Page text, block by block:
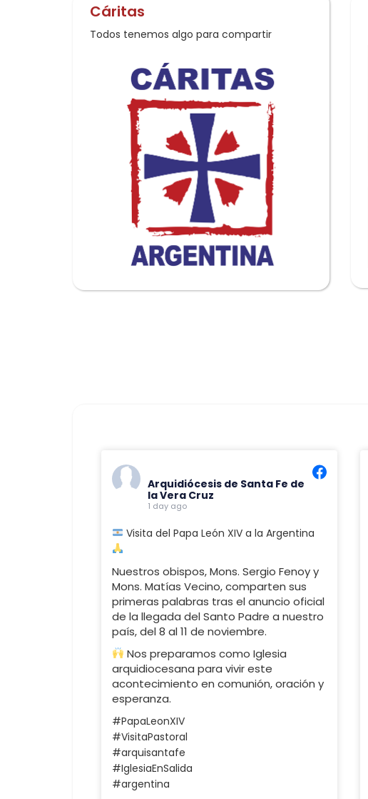
Cáritas
Todos tenemos algo para compartir
Arquidiócesis de Santa Fe de
la Vera Cruz
1 day ago
Visita del Papa León XIV a la Argentina
Nuestros obispos, Mons. Sergio Fenoy y
Mons. Matías Vecino, comparten sus
primeras palabras tras el anuncio oficial
de la llegada del Santo Padre a nuestro
país, del 8 al 11 de noviembre.
Nos preparamos como Iglesia
arquidiocesana para vivir este
acontecimiento en comunión, oración y
esperanza.
#PapaLeonXIV
#VisitaPastoral
#arquisantafe
#IglesiaEnSalida
#argentina